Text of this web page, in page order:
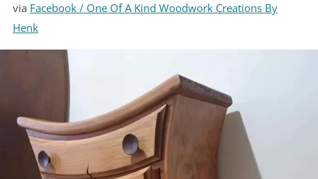
via Facebook / One Of A Kind Woodwork Creations By
Henk